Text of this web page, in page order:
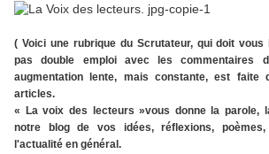
( Voici une rubrique du Scrutateur, qui doit
pas double emploi avec les commentaires
augmentation lente, mais constante, est faite
articles.
« La voix des lecteurs »vous donne la parole,
notre blog de vos idées, réflexions,
l'actualité en général.